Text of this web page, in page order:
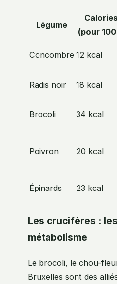
Légume
Calories
(pour
Concombre 12 kcal
Radis noir 18 kcal
Brocoli 34 kcal
Poivron 20 kcal
Épinards 23 kcal
Les crucifères :
métabolisme
Le brocoli, le chou-
Bruxelles sont des